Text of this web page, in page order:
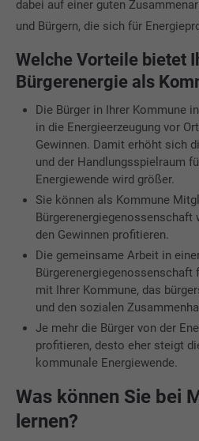
dabei auf einer guten
und Bürgern, die sich für
Welche Vorteile bietet
Bürgerenergie als
Die Bürger in Ihrer Kommune
in die Energieerzeugung vor
Gewinnen. Damit erhöht sich
und der Handlungsspielraum
Energiewende wird größer.
Sie können als Kommune
Bürgerenergiegenossenschaft
den Gewinnen profitieren.
Die gemeinsame Arbeit in
mit Ihrer Kommune, das
und den sozialen
Je mehr die Bürger von der
profitieren, desto eher steigt
kommunale Energiewende.
Was können Sie bei
lernen?